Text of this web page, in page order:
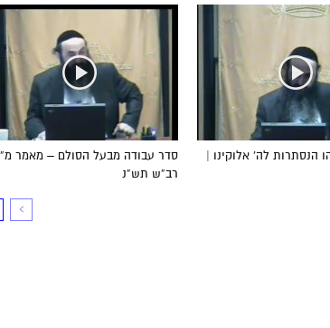
סדר עבודה מבעל הסולם – מאמר מ”ו
רב”ש תש”נ
הנסתרות לה’ אלוקינו |